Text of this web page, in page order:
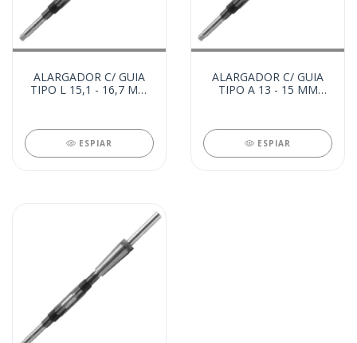
ALARGADOR C/ GUIA
TIPO L 15,1 - 16,7 MM
ESPIAR
ALARGADOR C/ GUIA
TIPO A 13 - 15 MM
ESPIAR